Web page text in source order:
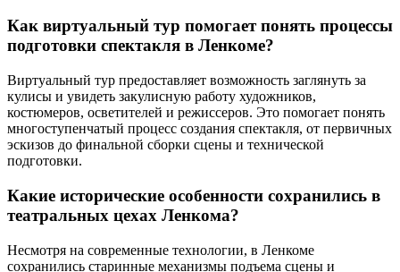
Как виртуальный тур помогает понять процессы
подготовки спектакля в Ленкоме?
Виртуальный тур предоставляет возможность заглянуть за
кулисы и увидеть закулисную работу художников,
костюмеров, осветителей и режиссеров. Это помогает понять
многоступенчатый процесс создания спектакля, от первичных
эскизов до финальной сборки сцены и технической
подготовки.
Какие исторические особенности сохранились в
театральных цехах Ленкома?
Несмотря на современные технологии, в Ленкоме
сохранились старинные механизмы подъема сцены и